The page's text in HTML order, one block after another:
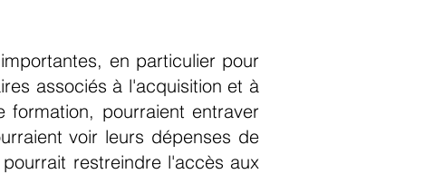
en particulier pour
associés à l'acquisition et à
pourraient entraver
voir leurs dépenses de
restreindre l'accès aux